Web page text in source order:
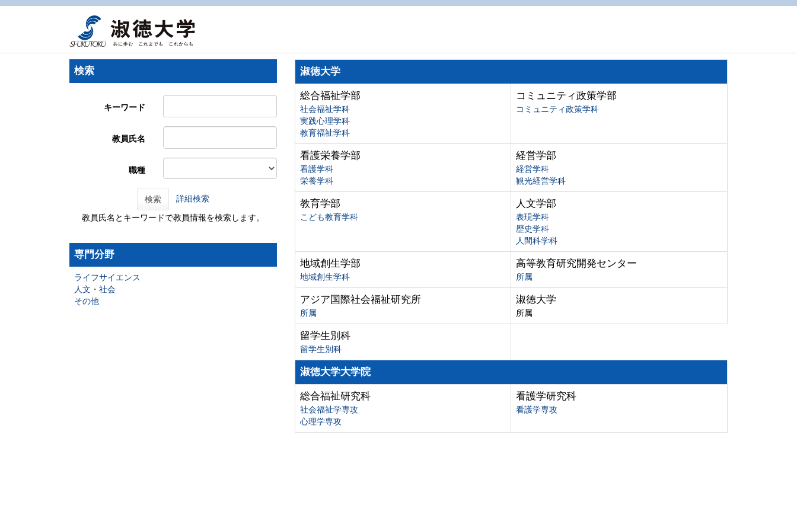
検索
キーワード
教員氏名
職種
検索 詳細検索
教員氏名とキーワードで教員情報を検索します。
専門分野
ライフサイエンス
人文・社会
その他
淑徳大学
総合福祉学部
社会福祉学科
実践心理学科
教育福祉学科
コミュニティ政策学部
コミュニティ政策学科
看護栄養学部
看護学科
栄養学科
経営学部
経営学科
観光経営学科
教育学部
こども教育学科
人文学部
表現学科
歴史学科
人間科学科
地域創生学部
地域創生学科
高等教育研究開発センター
所属
アジア国際社会福祉研究所
所属
淑徳大学
所属
留学生別科
留学生別科
淑徳大学大学院
総合福祉研究科
社会福祉学専攻
心理学専攻
看護学研究科
看護学専攻